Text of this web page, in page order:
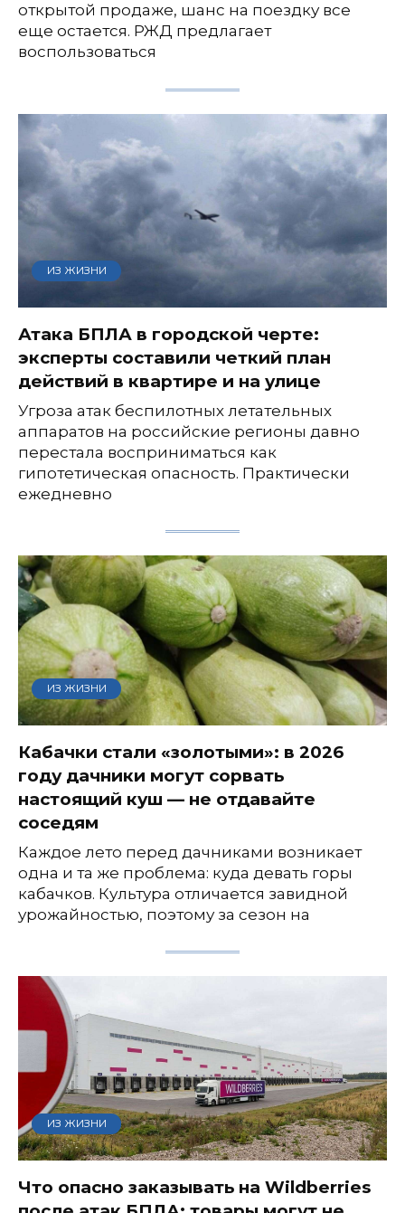
открытой продаже, шанс на поездку все
еще остается. РЖД предлагает
воспользоваться
ИЗ ЖИЗНИ
Атака БПЛА в городской черте:
эксперты составили четкий план
действий в квартире и на улице
Угроза атак беспилотных летательных
аппаратов на российские регионы давно
перестала восприниматься как
гипотетическая опасность. Практически
ежедневно
ИЗ ЖИЗНИ
Кабачки стали «золотыми»: в 2026
году дачники могут сорвать
настоящий куш — не отдавайте
соседям
Каждое лето перед дачниками возникает
одна и та же проблема: куда девать горы
кабачков. Культура отличается завидной
урожайностью, поэтому за сезон на
ИЗ ЖИЗНИ
Что опасно заказывать на Wildberries